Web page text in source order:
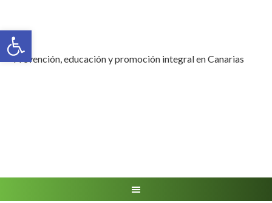
Prevención, educación y promoción integral en Canarias
Abrir barra de herramientas